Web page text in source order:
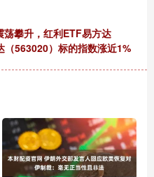
攀升，红利ETF易方达
（563020）标的指数涨近1%